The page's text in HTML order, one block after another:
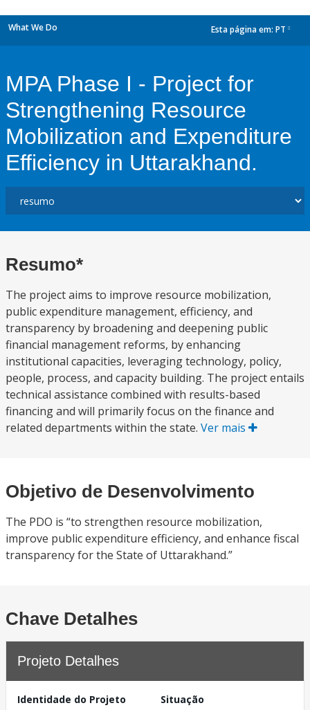
What We Do Esta página em: PT
MPA Phase I - Project for
Strengthening Resource
Mobilization and Expenditure
Efficiency in Uttarakhand.
Resumo*
The project aims to improve resource mobilization,
public expenditure management, efficiency, and
transparency by broadening and deepening public
financial management reforms, by enhancing
institutional capacities, leveraging technology, policy,
people, process, and capacity building. The project entails
technical assistance combined with results-based
financing and will primarily focus on the finance and
related departments within the state. Ver mais
Objetivo de Desenvolvimento
The PDO is “to strengthen resource mobilization,
improve public expenditure efficiency, and enhance fiscal
transparency for the State of Uttarakhand.”
Chave Detalhes
Projeto Detalhes
Identidade do Projeto
Situação